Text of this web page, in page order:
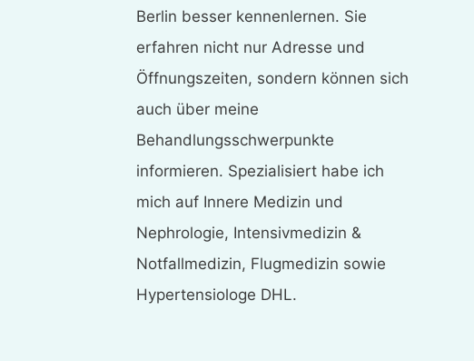
Berlin besser kennenlernen. Sie
erfahren nicht nur Adresse und
Öffnungszeiten, sondern können sich
auch über meine
Behandlungsschwerpunkte
informieren. Spezialisiert habe ich
mich auf Innere Medizin und
Nephrologie, Intensivmedizin &
Notfallmedizin, Flugmedizin sowie
Hypertensiologe DHL.